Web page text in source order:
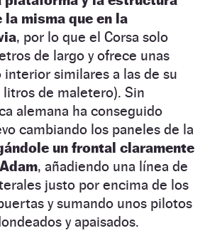
misma que en la
, por lo que el Corsa solo
de largo y ofrece unas
interior similares a las de su
de maletero). Sin
alemana ha conseguido
cambiando los paneles de la
un frontal claramente
, añadiendo una línea de
justo por encima de los
y sumando unos pilotos
y apaisados.